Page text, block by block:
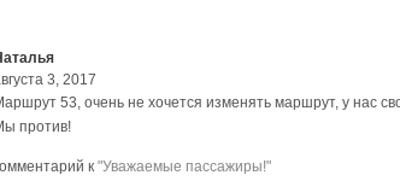
3, 2017
53, очень не хочется изменять маршрут, у нас
против!
к "Уважаемые пассажиры!"